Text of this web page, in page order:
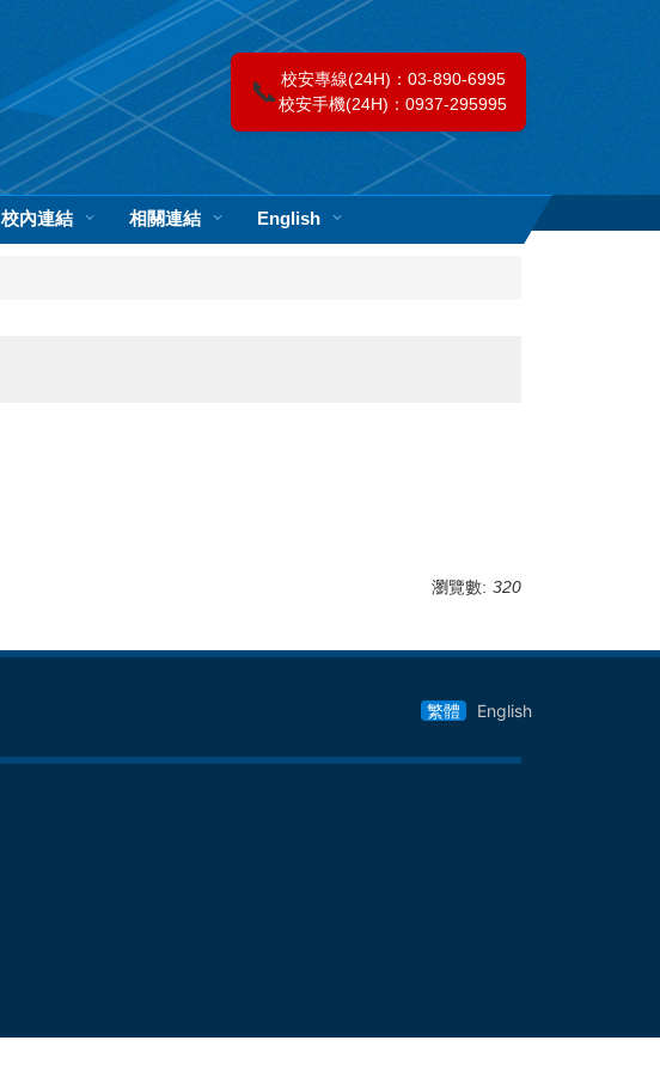
📞 校安專線(24H)：03-890-6995
校安手機(24H)：0937-295995
校內連結 相關連結 English
瀏覽數: 320
繁體 English